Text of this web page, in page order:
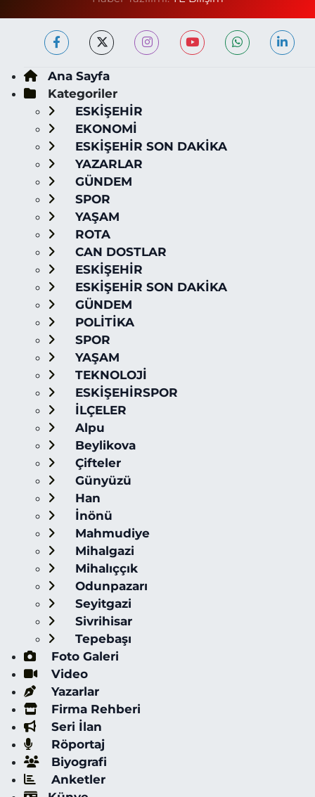
Ana Sayfa
Kategoriler
ESKİŞEHİR
EKONOMİ
ESKİŞEHİR SON DAKİKA
YAZARLAR
GÜNDEM
SPOR
YAŞAM
ROTA
CAN DOSTLAR
ESKİŞEHİR
ESKİŞEHİR SON DAKİKA
GÜNDEM
POLİTİKA
SPOR
YAŞAM
TEKNOLOJİ
ESKİŞEHİRSPOR
İLÇELER
Alpu
Beylikova
Çifteler
Günyüzü
Han
İnönü
Mahmudiye
Mihalgazi
Mihalıççık
Odunpazarı
Seyitgazi
Sivrihisar
Tepebaşı
Foto Galeri
Video
Yazarlar
Firma Rehberi
Seri İlan
Röportaj
Biyografi
Anketler